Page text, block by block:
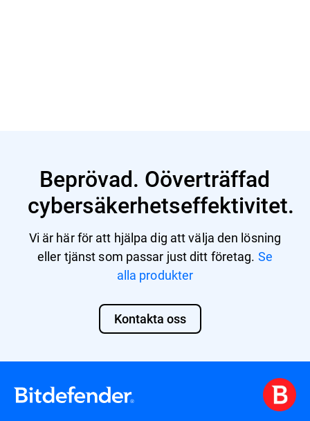
Beprövad. Oöverträffad
cybersäkerhetseffektivitet.
Vi är här för att hjälpa dig att välja den lösning
eller tjänst som passar just ditt företag. Se
alla produkter
Kontakta oss